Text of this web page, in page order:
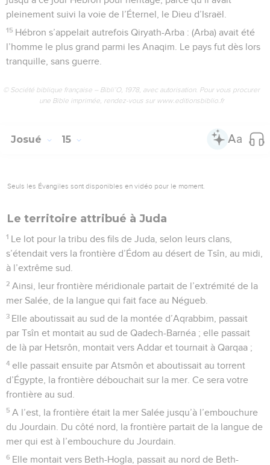
pleinement suivi la voie de l’Éternel, le Dieu d’Israël.
15 Hébron s’appelait autrefois Qiryath-Arba : (Arba) avait été
l’homme le plus grand parmi les Anaqim. Le pays fut dès lors
tranquille, sans guerre.
© Société biblique française – Bibli’O, 1978, avec autorisation. Pour vous procurer
une Bible imprimée, rendez-vous sur www.editionsbiblio.fr
Josué 15
Seuls les Évangiles sont disponibles en vidéo pour le moment.
Le territoire attribué à Juda
1 Le lot pour la tribu des fils de Juda, selon leurs clans,
s’étendait vers la frontière d’Édom au désert de Tsîn, au midi,
à l’extrême sud.
2 Ainsi, leur frontière méridionale partait de l’extrémité de la
mer Salée, de la langue qui fait face au Négueb.
3 Elle aboutissait au sud de la montée d’Aqrabbim, passait
par Tsîn et montait au sud de Qadech-Barnéa ; elle passait
de là par Hetsrôn, montait vers Addar et tournait à Qarqaa ;
4 elle passait ensuite par Atsmôn et aboutissait au torrent
d’Égypte, la frontière débouchait sur la mer. Ce sera votre
frontière au sud.
5 A l’est, la frontière était la mer Salée jusqu’à l’embouchure
du Jourdain. Du côté nord, la frontière partait de la langue de
mer qui est à l’embouchure du Jourdain.
6 Elle montait vers Beth-Hogla, passait au nord de Beth-